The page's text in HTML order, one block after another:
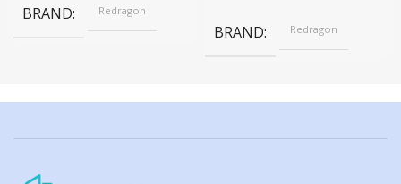
BRAND Redragon
BRAND Redragon